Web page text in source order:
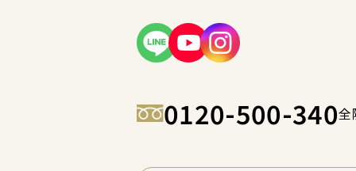
0120-500-340全